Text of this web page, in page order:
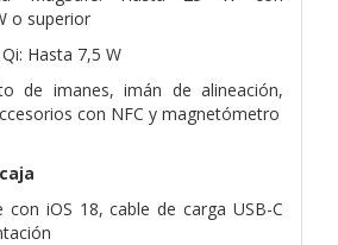
o superior
Hasta 7,5 W
de imanes, imán de alineación,
con NFC y magnetómetro
con iOS 18, cable de carga USB-C